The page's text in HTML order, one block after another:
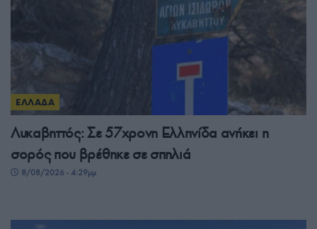
ΕΛΛΑΔΑ
Λυκαβηττός: Σε 57χρονη Ελληνίδα ανήκει η
σορός που βρέθηκε σε σπηλιά
8/08/2026 - 4:29μμ